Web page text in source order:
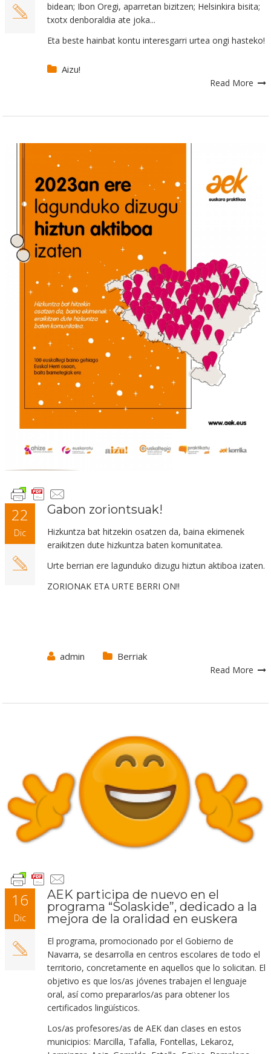
bidean; Ibon Oregi, aparretan bizitzen; Helsinkira bisita;
txotx denboraldia ate joka...
Eta beste hainbat kontu interesgarri urtea ongi hasteko!
Aizu!
Read More
22
Dic
Gabon zoriontsuak!
Hizkuntza bat hitzekin osatzen da, baina ekimenek
eraikitzen dute hizkuntza baten komunitatea.
Urte berrian ere lagunduko dizugu hiztun aktiboa izaten.
ZORIONAK ETA URTE BERRI ON!!
admin Berriak
Read More
16
Dic
AEK participa de nuevo en el
programa “Solaskide”, dedicado a la
mejora de la oralidad en euskera
El programa, promocionado por el Gobierno de
Navarra, se desarrolla en centros escolares de todo el
territorio, concretamente en aquellos que lo solicitan. El
objetivo es que los/as jóvenes trabajen el lenguaje
oral, así como prepararlos/as para obtener los
certificados lingüísticos.
Los/as profesores/as de AEK dan clases en estos
municipios: Marcilla, Tafalla, Fontellas, Lekaroz,